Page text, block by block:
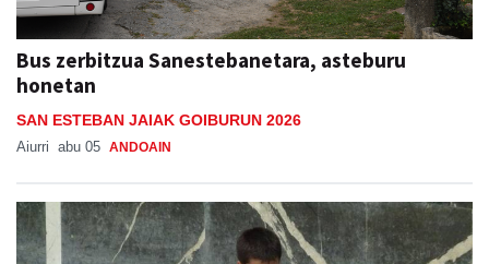
Bus zerbitzua Sanestebanetara, asteburu
honetan
SAN ESTEBAN JAIAK GOIBURUN 2026
Aiurri abu 05 ANDOAIN